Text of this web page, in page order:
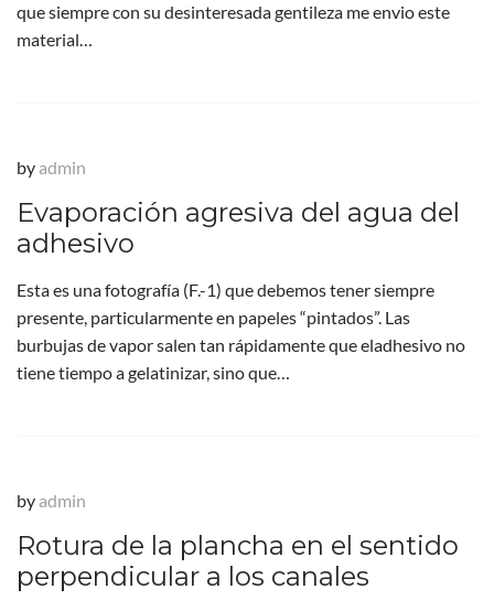
que siempre con su desinteresada gentileza me envio este
material…
by admin
Evaporación agresiva del agua del
adhesivo
Esta es una fotografía (F.-1) que debemos tener siempre
presente, particularmente en papeles “pintados”. Las
burbujas de vapor salen tan rápidamente que eladhesivo no
tiene tiempo a gelatinizar, sino que…
by admin
Rotura de la plancha en el sentido
perpendicular a los canales